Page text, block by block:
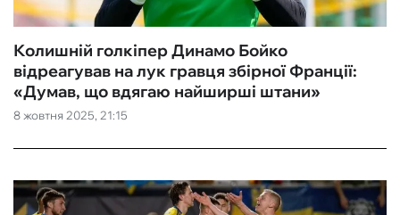
8 жовтня 2025, 21:15
Колишній голкіпер Динамо Бойко
відреагував на лук гравця збірної Франції:
«‎Думав, що вдягаю найширші штани»